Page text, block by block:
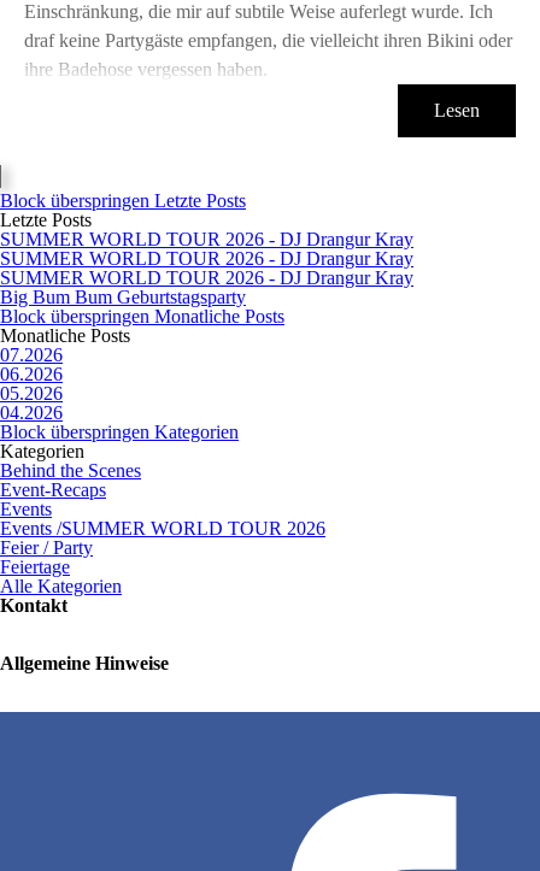
Einschränkung, die mir auf subtile Weise auferlegt wurde. Ich
draf keine Partygäste empfangen, die vielleicht ihren Bikini oder
ihre Badehose vergessen haben.
Lesen
Block überspringen Letzte Posts
Letzte Posts
SUMMER WORLD TOUR 2026 - DJ Drangur Kray
SUMMER WORLD TOUR 2026 - DJ Drangur Kray
SUMMER WORLD TOUR 2026 - DJ Drangur Kray
Big Bum Bum Geburtstagsparty
Block überspringen Monatliche Posts
Monatliche Posts
07.2026
06.2026
05.2026
04.2026
Block überspringen Kategorien
Kategorien
Behind the Scenes
Event-Recaps
Events
Events /SUMMER WORLD TOUR 2026
Feier / Party
Feiertage
Alle Kategorien
Kontakt
Allgemeine Hinweise